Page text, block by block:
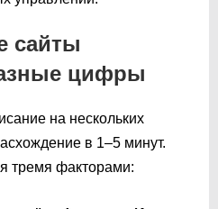
сайты
цифры
на нескольких
в 1–5 минут.
тремя факторами: